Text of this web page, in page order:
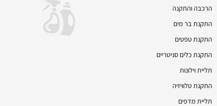
הרכבה והתקנה
התקנת בר מים
התקנת טפטים
התקנת כלים סניטריים
תליית וילונות
התקנת טלוויזיה
תליית מדפים